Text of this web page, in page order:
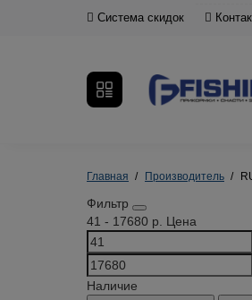
Система скидок
Главная Производитель
Фильтр
41 - 17680 р. Цена
Наличие